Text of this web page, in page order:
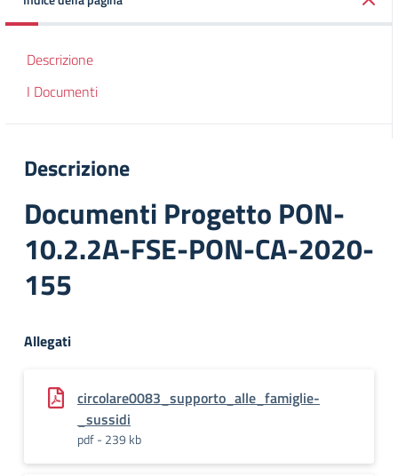
Descrizione
I Documenti
Descrizione
Documenti Progetto PON-
10.2.2A-FSE-PON-CA-2020-
155
Allegati
circolare0083_supporto_alle_famiglie-
_sussidi
pdf - 239 kb